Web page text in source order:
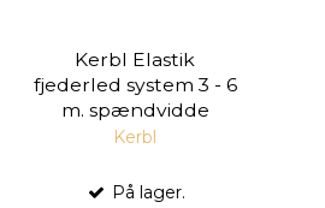
Kerbl Elastik
fjederled system 3 - 6
m. spændvidde
Kerbl
På lager.